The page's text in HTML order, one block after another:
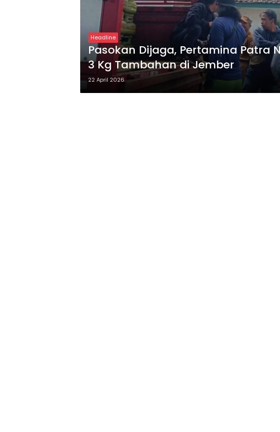
Headline
Pasokan Dijaga, Pertamina Patra
3 Kg Tambahan di Jember
22 April 2026